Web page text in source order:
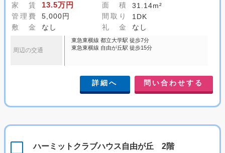
家 賃 13.5万円 面 積
31.14m²
管理費
5,000円 間取り
1DK
敷 金
なし 礼 金 なし
周辺の交通
東急東横線 都立大学駅 徒歩7分
東急東横線 自由が丘駅 徒歩15分
詳細へ 問い合わせする
ハーミットクラブハウス自由が丘 2階